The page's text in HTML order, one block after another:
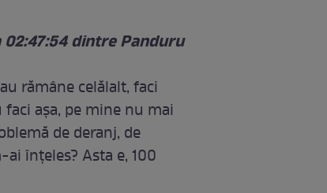
dintre Panduru
rămâne celălalt, faci
aşa, pe mine nu mai
de deranj, de
înţeles? Asta e, 100